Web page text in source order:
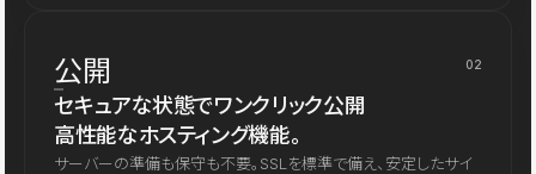
公開 02
セキュアな状態でワンクリック公開
高性能なホスティング機能。
サーバーの準備も保守も不要。SSLを標準で備え、安定したサイ